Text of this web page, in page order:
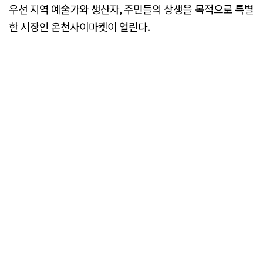
우선 지역 예술가와 생산자, 주민들의 상생을 목적으로 특별
한 시장인 온천사이마켓이 열린다.